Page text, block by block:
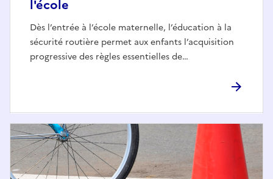
l'école
Dès l’entrée à l’école maternelle, l’éducation à la
sécurité routière permet aux enfants l’acquisition
progressive des règles essentielles de…